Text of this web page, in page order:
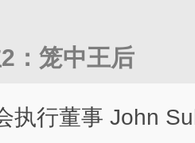
：笼中王后
执行董事 John